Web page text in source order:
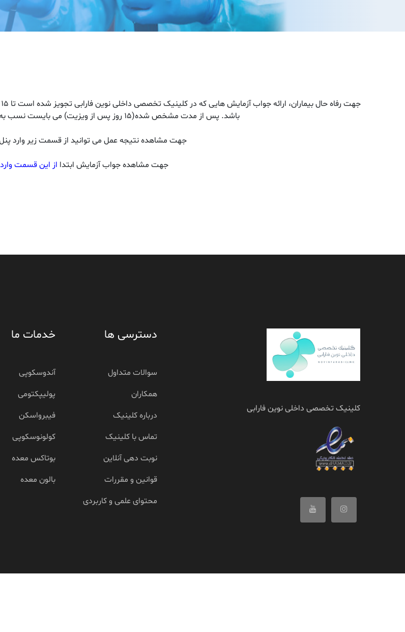
باشد. پس از مدت مشخص شده(15 روز پس از ویزیت) می بایست نسب به دریافت نوبت اینترنتی اقدام گردد.
جهت مشاهده نتیجه عمل می توانید از قسمت زیر وارد
جهت مشاهده جواب آزمایش ابتدا از این قسمت
خدمات ما
آندوسکوپی
پولیپکتومی
فیبرواسکن
کولونوسکوپی
بوتاکس معده
بالون معده
دسترسی ها
سوالات متداول
همکاران
درباره کلینیک
تماس با کلینیک
نوبت دهی آنلاین
قوانین و مقررات
محتوای علمی و کاربردی
کلینیک تخصصی داخلی نوین فارابی